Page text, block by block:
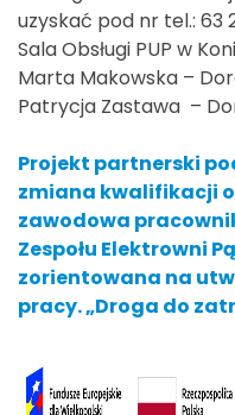
uzyskać pod nr tel.: 63
Sala Obsługi PUP w
Marta Makowska –
Patrycja Zastawa –
Projekt partnerski
zmiana kwalifikacji
zawodowa
Zespołu Elektrowni
zorientowana na
pracy. „Droga do